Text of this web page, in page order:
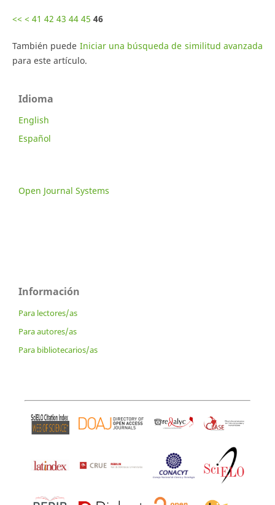
<< < 41 42 43 44 45 46
También puede Iniciar una búsqueda de similitud avanzada
para este artículo.
Idioma
English
Español
Open Journal Systems
Información
Para lectores/as
Para autores/as
Para bibliotecarios/as